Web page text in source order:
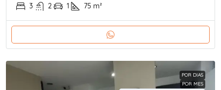
3 2 1 75 m²
POR DIAS
POR MES